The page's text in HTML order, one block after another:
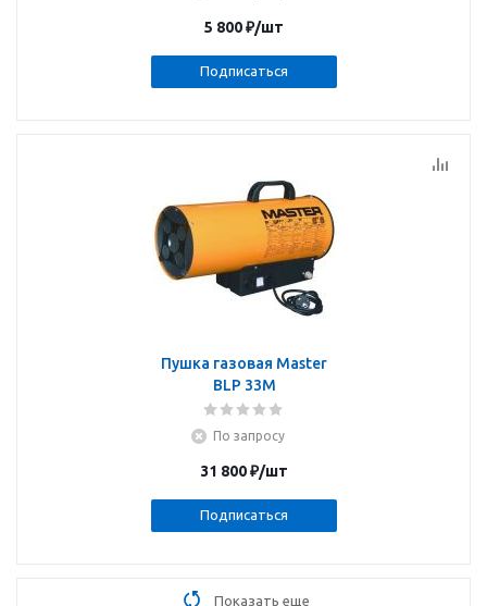
5 800₽/шт
Подписаться
Пушка газовая Master
BLP 33M
По запросу
31 800₽/шт
Подписаться
Показать еще